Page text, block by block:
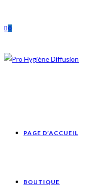
content
0
PAGE D’ACCUEIL
BOUTIQUE